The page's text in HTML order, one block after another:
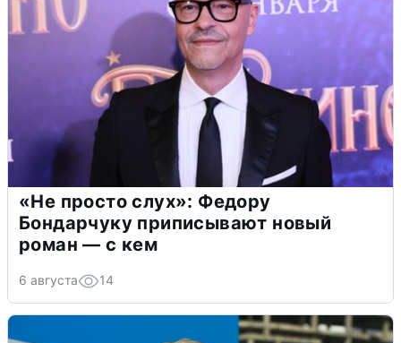
«Не просто слух»: Федору
Бондарчуку приписывают новый
роман — с кем
6 августа 14